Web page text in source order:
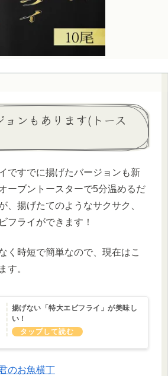
ンもあります(トース
ですでに揚げたバージョンも新
ーブントースターで5分温めるだ
、揚げたてのようなサクサク、
フライができます！
く時短で簡単なので、現在はこ
す。
揚げない「特大エビフライ」が美味し
い！
のお魚横丁